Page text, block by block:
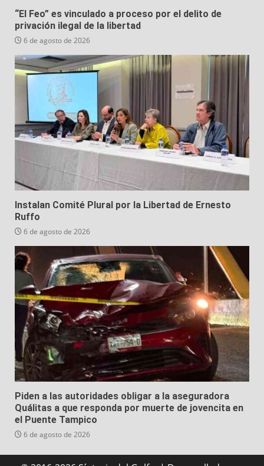
“El Feo” es vinculado a proceso por el delito de
privación ilegal de la libertad
6 de agosto de 2026
Instalan Comité Plural por la Libertad de Ernesto
Ruffo
6 de agosto de 2026
Piden a las autoridades obligar a la aseguradora
Quálitas a que responda por muerte de jovencita en
el Puente Tampico
6 de agosto de 2026